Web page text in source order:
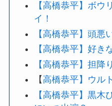
【高橋恭平】ボウ
イ！
【高橋恭平】頭悪
【高橋恭平】好き
【高橋恭平】担降
【高橋恭平】ウル
【高橋恭平】黒木